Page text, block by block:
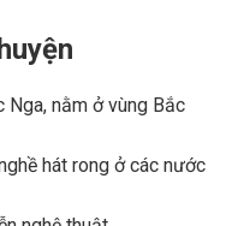
Nga, nằm ở vùng Bắc
hát rong ở các nước